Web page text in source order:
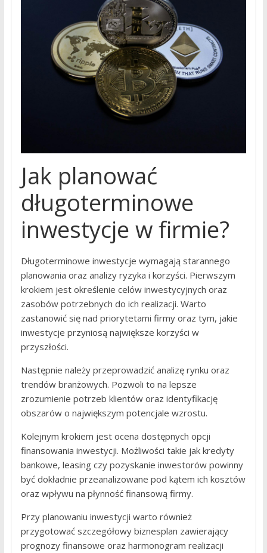
Jak planować
długoterminowe
inwestycje w firmie?
Długoterminowe inwestycje wymagają starannego
planowania oraz analizy ryzyka i korzyści. Pierwszym
krokiem jest określenie celów inwestycyjnych oraz
zasobów potrzebnych do ich realizacji. Warto
zastanowić się nad priorytetami firmy oraz tym, jakie
inwestycje przyniosą największe korzyści w
przyszłości.
Następnie należy przeprowadzić analizę rynku oraz
trendów branżowych. Pozwoli to na lepsze
zrozumienie potrzeb klientów oraz identyfikację
obszarów o największym potencjale wzrostu.
Kolejnym krokiem jest ocena dostępnych opcji
finansowania inwestycji. Możliwości takie jak kredyty
bankowe, leasing czy pozyskanie inwestorów powinny
być dokładnie przeanalizowane pod kątem ich kosztów
oraz wpływu na płynność finansową firmy.
Przy planowaniu inwestycji warto również
przygotować szczegółowy biznesplan zawierający
prognozy finansowe oraz harmonogram realizacji